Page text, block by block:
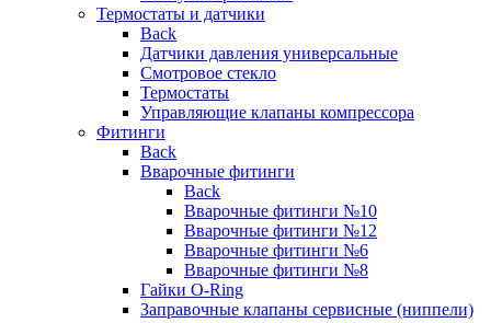
Термостаты и датчики
Back
Датчики давления универсальные
Смотровое стекло
Термостаты
Управляющие клапаны компрессора
Фитинги
Back
Вварочные фитинги
Back
Вварочные фитинги №10
Вварочные фитинги №12
Вварочные фитинги №6
Вварочные фитинги №8
Гайки O-Ring
Заправочные клапаны сервисные (ниппели)